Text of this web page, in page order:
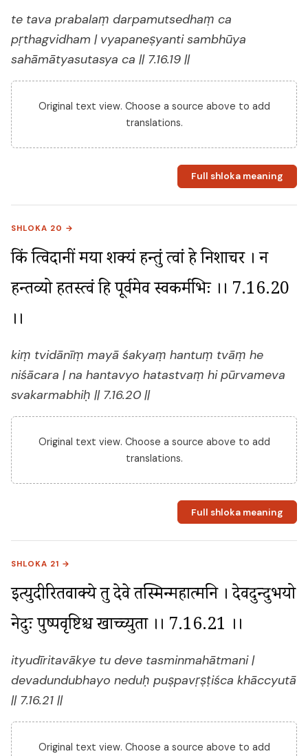
te tava prabalaṃ darpamutsedhaṃ ca
pṛthagvidham | vyapaneṣyanti sambhūya
sahāmātyasutasya ca || 7.16.19 ||
Original text view. Choose a source above to add
translations.
Full shloka meaning
SHLOKA 20 →
किं त्विदानीं मया शक्यं हन्तुं त्वां हे निशाचर । न
हन्तव्यो हतस्त्वं हि पूर्वमेव स्वकर्मभिः ।। 7.16.20
।।
kiṃ tvidānīṃ mayā śakyaṃ hantuṃ tvāṃ he
niśācara | na hantavyo hatastvaṃ hi pūrvameva
svakarmabhiḥ || 7.16.20 ||
Original text view. Choose a source above to add
translations.
Full shloka meaning
SHLOKA 21 →
इत्युदीरितवाक्ये तु देवे तस्मिन्महात्मनि । देवदुन्दुभयो
नेदुः पुष्पवृष्टिश्च खाच्च्युता ।। 7.16.21 ।।
ityudīritavākye tu deve tasminmahātmani |
devadundubhayo neduḥ puṣpavṛṣṭiśca khāccyutā
|| 7.16.21 ||
Original text view. Choose a source above to add